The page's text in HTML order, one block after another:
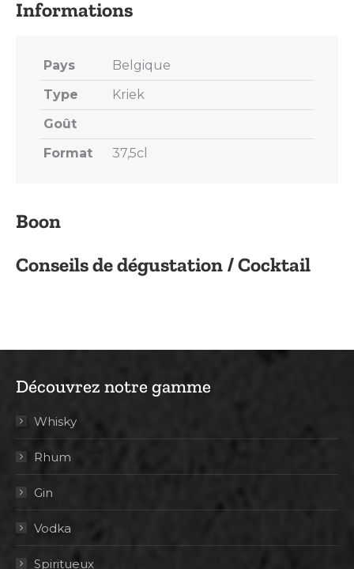
Boon
Conseils de dégustation / Cocktail
Pays
Belgique
Type
Kriek
Goût
Format
37,5cl
Découvrez notre gamme
Whisky
Rhum
Gin
Vodka
Spiritueux